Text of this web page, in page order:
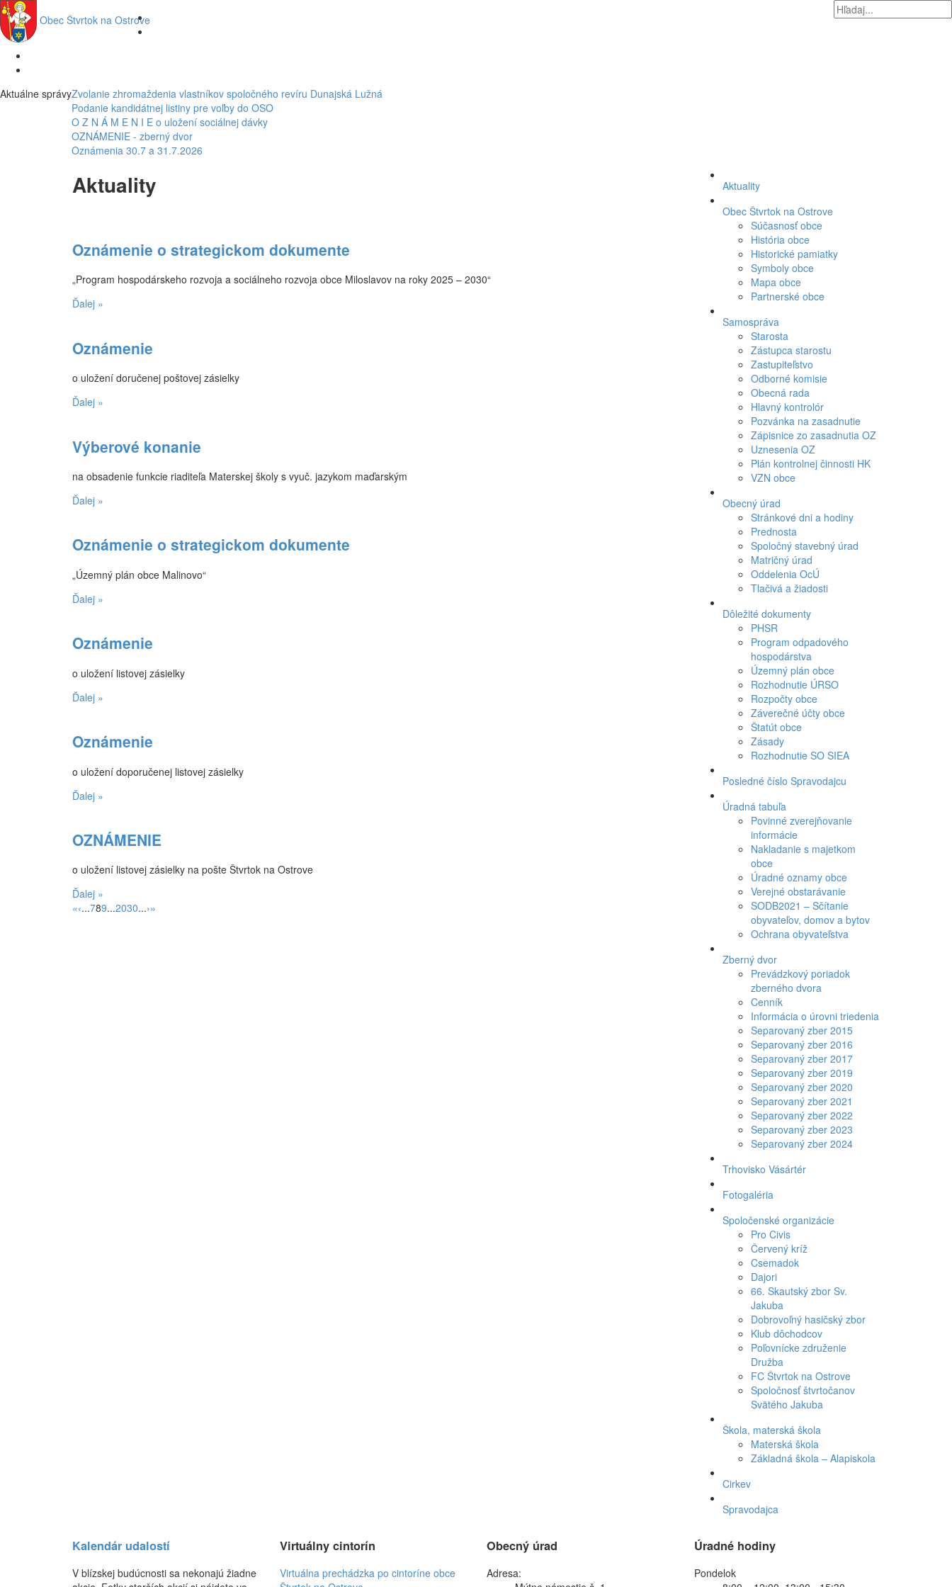
Obec Štvrtok na Ostrove
Aktuálne správyZvolanie zhromaždenia vlastníkov spoločného revíru Dunajská Lužná
Podanie kandidátnej listiny pre voľby do OSO
O Z N Á M E N I E o uložení sociálnej dávky
OZNÁMENIE - zberný dvor
Oznámenia 30.7 a 31.7.2026
Aktuality
Oznámenie o strategickom dokumente
„Program hospodárskeho rozvoja a sociálneho rozvoja obce Miloslavov na roky 2025 – 2030“
Ďalej »
Oznámenie
o uložení doručenej poštovej zásielky
Ďalej »
Výberové konanie
na obsadenie funkcie riaditeľa Materskej školy s vyuč. jazykom maďarským
Ďalej »
Oznámenie o strategickom dokumente
„Územný plán obce Malinovo“
Ďalej »
Oznámenie
o uložení listovej zásielky
Ďalej »
Oznámenie
o uložení doporučenej listovej zásielky
Ďalej »
OZNÁMENIE
o uložení listovej zásielky na pošte Štvrtok na Ostrove
Ďalej »
«‹...789...2030...›»
Aktuality
Obec Štvrtok na Ostrove
Súčasnosť obce
História obce
Historické pamiatky
Symboly obce
Mapa obce
Partnerské obce
Samospráva
Starosta
Zástupca starostu
Zastupiteľstvo
Odborné komisie
Obecná rada
Hlavný kontrolór
Pozvánka na zasadnutie
Zápisnice zo zasadnutia OZ
Uznesenia OZ
Plán kontrolnej činnosti HK
VZN obce
Obecný úrad
Stránkové dni a hodiny
Prednosta
Spoločný stavebný úrad
Matričný úrad
Oddelenia OcÚ
Tlačivá a žiadosti
Dôležité dokumenty
PHSR
Program odpadového
hospodárstva
Územný plán obce
Rozhodnutie ÚRSO
Rozpočty obce
Záverečné účty obce
Štatút obce
Zásady
Rozhodnutie SO SIEA
Posledné číslo Spravodajcu
Úradná tabuľa
Povinné zverejňovanie
informácie
Nakladanie s majetkom
obce
Úradné oznamy obce
Verejné obstarávanie
SODB2021 – Sčítanie
obyvateľov, domov a bytov
Ochrana obyvateľstva
Zberný dvor
Prevádzkový poriadok
zberného dvora
Cenník
Informácia o úrovni triedenia
Separovaný zber 2015
Separovaný zber 2016
Separovaný zber 2017
Separovaný zber 2019
Separovaný zber 2020
Separovaný zber 2021
Separovaný zber 2022
Separovaný zber 2023
Separovaný zber 2024
Trhovisko Vásártér
Fotogaléria
Spoločenské organizácie
Pro Civis
Červený kríž
Csemadok
Dajori
66. Skautský zbor Sv.
Jakuba
Dobrovoľný hasičský zbor
Klub dôchodcov
Poľovnícke združenie
Družba
FC Štvrtok na Ostrove
Spoločnosť štvrtočanov
Svätého Jakuba
Škola, materská škola
Materská škola
Základná škola – Alapiskola
Cirkev
Spravodajca
Kalendár udalostí
V blízskej budúcnosti sa nekonajú žiadne
Virtuálny cintorín
Virtuálna prechádzka po cintoríne obce
Obecný úrad
Adresa:
Úradné hodiny
Pondelok